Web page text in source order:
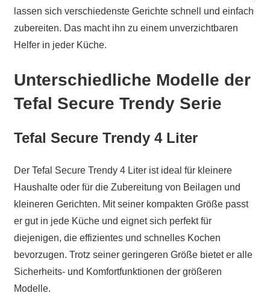
lassen sich verschiedenste Gerichte schnell und einfach
zubereiten. Das macht ihn zu einem unverzichtbaren
Helfer in jeder Küche.
Unterschiedliche Modelle der
Tefal Secure Trendy Serie
Tefal Secure Trendy 4 Liter
Der Tefal Secure Trendy 4 Liter ist ideal für kleinere
Haushalte oder für die Zubereitung von Beilagen und
kleineren Gerichten. Mit seiner kompakten Größe passt
er gut in jede Küche und eignet sich perfekt für
diejenigen, die effizientes und schnelles Kochen
bevorzugen. Trotz seiner geringeren Größe bietet er alle
Sicherheits- und Komfortfunktionen der größeren
Modelle.